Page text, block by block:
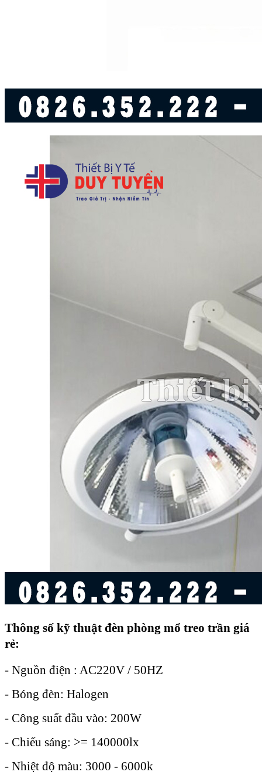
Thông số kỹ thuật đèn phòng mổ treo trần giá
rẻ:
- Nguồn điện : AC220V / 50HZ
- Bóng đèn: Halogen
- Công suất đầu vào: 200W
- Chiếu sáng: >= 140000lx
- Nhiệt độ màu: 3000 - 6000k